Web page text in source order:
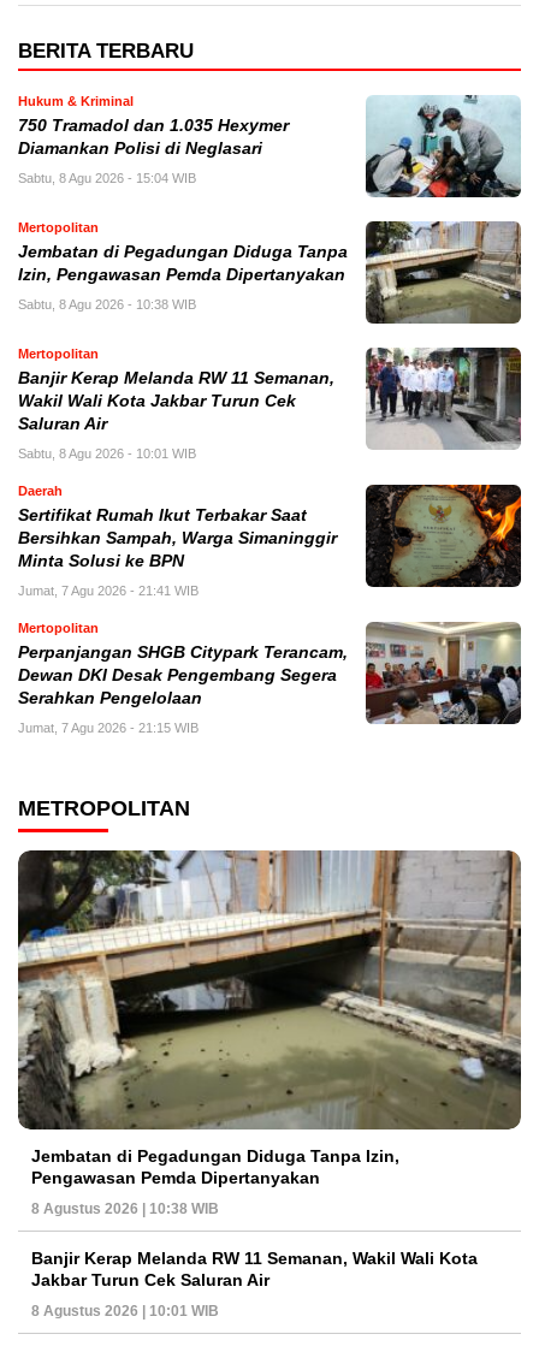
BERITA TERBARU
Hukum & Kriminal
750 Tramadol dan 1.035 Hexymer
Diamankan Polisi di Neglasari
Sabtu, 8 Agu 2026 - 15:04 WIB
Mertopolitan
Jembatan di Pegadungan Diduga Tanpa
Izin, Pengawasan Pemda Dipertanyakan
Sabtu, 8 Agu 2026 - 10:38 WIB
Mertopolitan
Banjir Kerap Melanda RW 11 Semanan,
Wakil Wali Kota Jakbar Turun Cek
Saluran Air
Sabtu, 8 Agu 2026 - 10:01 WIB
Daerah
Sertifikat Rumah Ikut Terbakar Saat
Bersihkan Sampah, Warga Simaninggir
Minta Solusi ke BPN
Jumat, 7 Agu 2026 - 21:41 WIB
Mertopolitan
Perpanjangan SHGB Citypark Terancam,
Dewan DKI Desak Pengembang Segera
Serahkan Pengelolaan
Jumat, 7 Agu 2026 - 21:15 WIB
METROPOLITAN
Jembatan di Pegadungan Diduga Tanpa Izin,
Pengawasan Pemda Dipertanyakan
8 Agustus 2026 | 10:38 WIB
Banjir Kerap Melanda RW 11 Semanan, Wakil Wali Kota
Jakbar Turun Cek Saluran Air
8 Agustus 2026 | 10:01 WIB